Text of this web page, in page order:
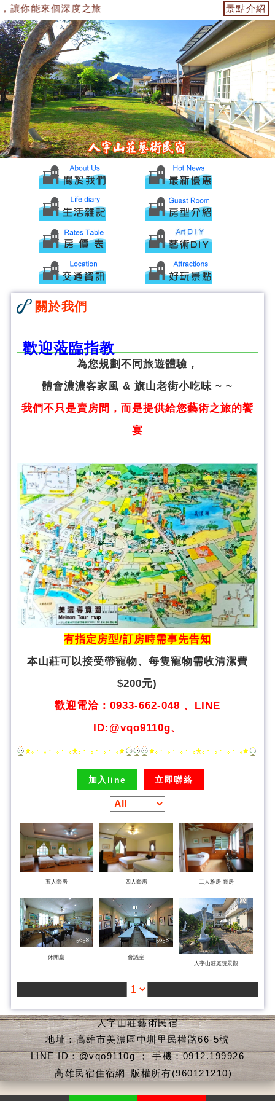
讓你能來個深度之旅 景點介紹
關於我們
歡迎蒞臨指教
為您規劃不同旅遊體驗，
體會濃濃客家風 & 旗山老街小吃味 ~ ~
我們不只是賣房間，而是提供給您藝術之旅的饗
宴
有指定房型/訂房時需事先告知
本山莊可以接受帶寵物、 每隻寵物需收清潔費
$200元)
歡迎電洽：0933-662-048 、LINE
ID:@vqo9110g、
加入line 立即聯絡
五人套房 四人套房 二人雅房-套房
休閒廳
會議室
人字山莊庭院景觀
人字山莊藝術民宿
地址：高雄市美濃區中圳里民權路66-5號
LINE ID：@vqo9110g ； 手機：0912.199926
高雄民宿住宿網 版權所有(960121210)